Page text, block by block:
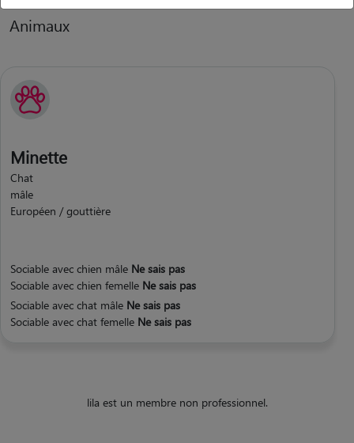
Animaux
Minette
Chat
mâle
Européen / gouttière
Sociable avec chien mâle Ne sais pas
Sociable avec chien femelle Ne sais pas
Sociable avec chat mâle Ne sais pas
Sociable avec chat femelle Ne sais pas
lila est un membre non professionnel.